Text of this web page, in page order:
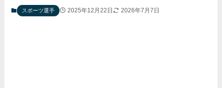
スポーツ選手 2025年12月22日 2026年7月7日